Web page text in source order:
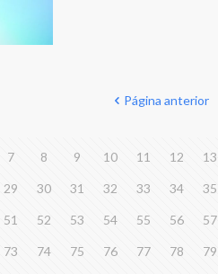
Página anterior
7 8 9 10 11 12 13
29 30 31 32 33 34 35
51 52 53 54 55 56 57
73 74 75 76 77 78 79